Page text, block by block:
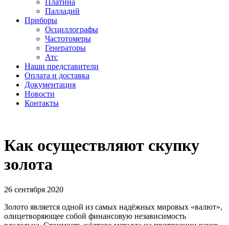
Платина
Палладий
Приборы
Осциллографы
Частотомеры
Генераторы
Атс
Наши представители
Оплата и доставка
Документация
Новости
Контакты
Как осуществляют скупку
золота
26 сентября 2020
Золото является одной из самых надёжных мировых «валют»,
олицетворяющее собой финансовую независимость